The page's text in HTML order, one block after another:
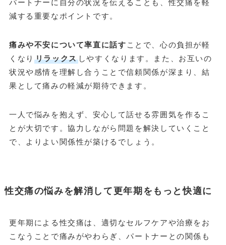
パートナーに自分の状況を伝えることも、性交痛を軽
減する重要なポイントです。
痛みや不安について率直に話す ことで、心の負担が軽
くなり リラックスしやすくなります。また、お互いの
状況や感情を理解し合うことで信頼関係が深まり、結
果として痛みの軽減が期待できます。
一人で悩みを抱えず、安心して話せる雰囲気を作るこ
とが大切です。協力しながら問題を解決していくこと
で、よりよい関係性が築けるでしょう。
性交痛の悩みを解消して更年期をもっと快適に
更年期による性交痛は、適切なセルフケアや治療をお
こなうことで痛みがやわらぎ、パートナーとの関係も